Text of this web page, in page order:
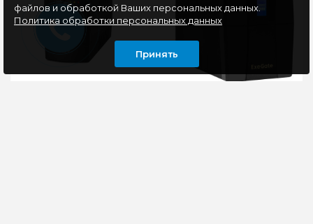
файлов и обработкой Ваших персональных данных.
Политика обработки персональных данных
Принять